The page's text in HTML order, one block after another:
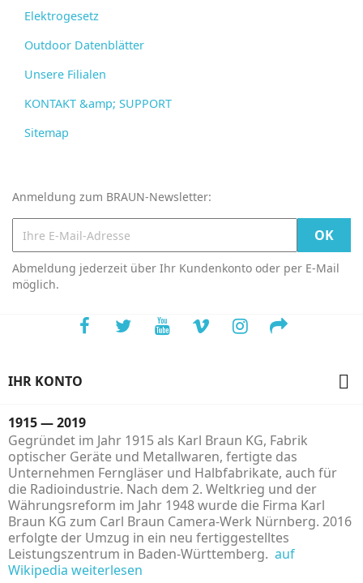
Elektrogesetz
Outdoor Datenblätter
Unsere Filialen
KONTAKT &amp; SUPPORT
Sitemap
Anmeldung zum BRAUN-Newsletter:
Abmeldung jederzeit über Ihr Kundenkonto oder per E-Mail
möglich.
IHR KONTO 
1915 — 2019
Gegründet im Jahr 1915 als Karl Braun KG, Fabrik
optischer Geräte und Metallwaren, fertigte das
Unternehmen Ferngläser und Halbfabrikate, auch für
die Radioindustrie. Nach dem 2. Weltkrieg und der
Währungsreform im Jahr 1948 wurde die Firma Karl
Braun KG zum Carl Braun Camera-Werk Nürnberg. 2016
erfolgte der Umzug in ein neu fertiggestelltes
Leistungszentrum in Baden-Württemberg. auf
Wikipedia weiterlesen